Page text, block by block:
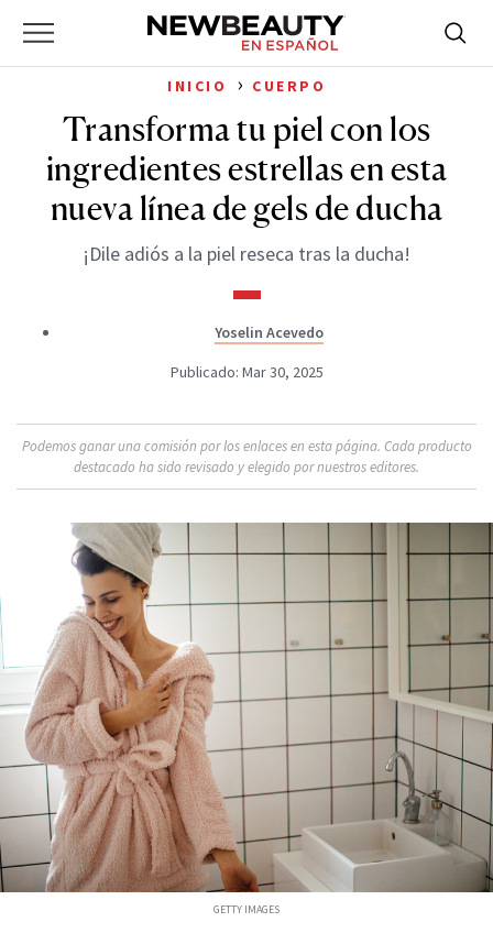
Primary
NewBeauty
for:
INICIO › CUERPO
Transforma tu piel con los
ingredientes estrellas en esta
nueva línea de gels de ducha
¡Dile adiós a la piel reseca tras la ducha!
Yoselin Acevedo
Publicado: Mar 30, 2025
Podemos ganar una comisión por los enlaces en esta página. Cada producto
destacado ha sido revisado y elegido por nuestros editores.
GETTY IMAGES